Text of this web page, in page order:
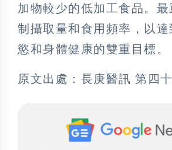
加物較少的低加工食品。
制攝取量和食用頻率，以達
慾和身體健康的雙重目標。
原文出處：長庚醫訊 第四